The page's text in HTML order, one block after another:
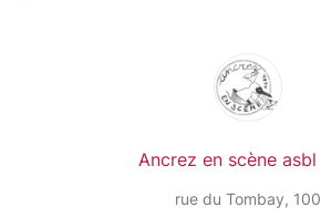
Ancrez en scène asbl
rue du Tombay, 100